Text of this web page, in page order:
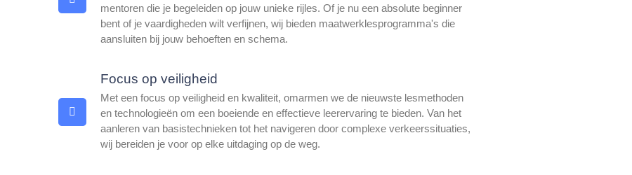
mentoren die je begeleiden op jouw unieke rijles. Of je nu een absolute beginner
bent of je vaardigheden wilt verfijnen, wij bieden maatwerklesprogramma's die
aansluiten bij jouw behoeften en schema.
Focus op veiligheid
Met een focus op veiligheid en kwaliteit, omarmen we de nieuwste lesmethoden
en technologieën om een boeiende en effectieve leerervaring te bieden. Van het
aanleren van basistechnieken tot het navigeren door complexe verkeerssituaties,
wij bereiden je voor op elke uitdaging op de weg.